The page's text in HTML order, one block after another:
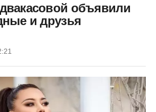
объявили
и друзья